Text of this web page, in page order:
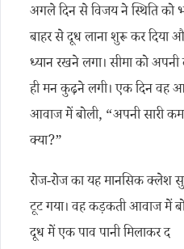
अगले दिन से विजय ने स्थिति को
बाहर से दूध लाना शुरू कर दिया
ध्यान रखने लगा। सीमा को
ही मन कुढ़ने लगी। एक दिन वह
आवाज में बोली, “अपनी सारी
क्या?”
रोज-रोज का यह मानसिक
टूट गया। वह कड़कती आवाज में
दूध में एक पाव पानी मिलाकर द